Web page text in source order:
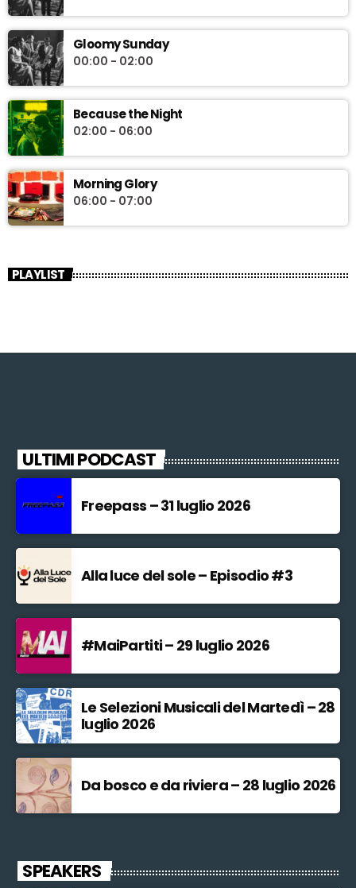
Gloomy Sunday
00:00 - 02:00
Because the Night
02:00 - 06:00
Morning Glory
06:00 - 07:00
PLAYLIST
ULTIMI PODCAST
Freepass – 31 luglio 2026
Alla luce del sole – Episodio #3
#MaiPartiti – 29 luglio 2026
Le Selezioni Musicali del Martedì – 28
luglio 2026
Da bosco e da riviera – 28 luglio 2026
SPEAKERS